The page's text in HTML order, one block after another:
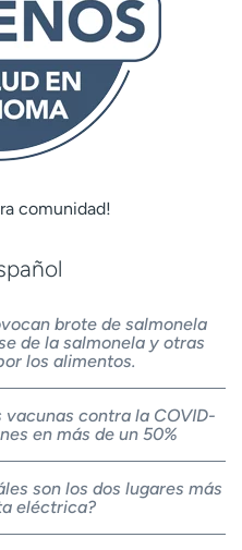
comunidad!
brote de salmonela
de la salmonela y otras
los alimentos.
contra la COVID-
en más de un 50%
son los dos lugares más
eléctrica?